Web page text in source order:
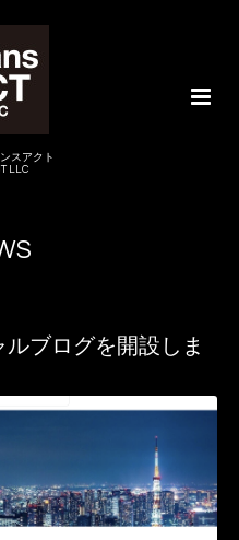
スアクト
LLC
ブログを開設しま